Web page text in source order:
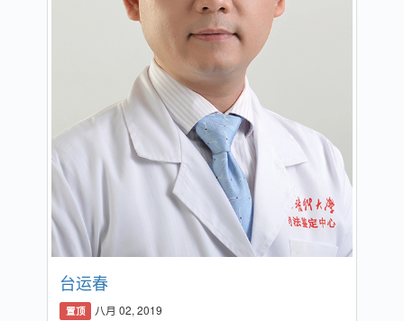
台运春
置顶 八月 02, 2019